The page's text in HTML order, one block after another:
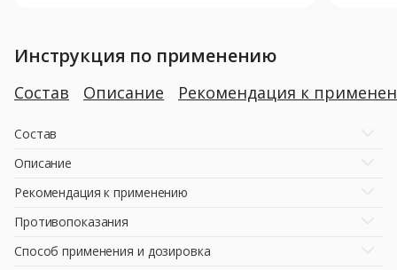
Инструкция по применению
Состав Описание Рекомендация к
Состав
Описание
Рекомендация к применению
Противопоказания
Способ применения и дозировка